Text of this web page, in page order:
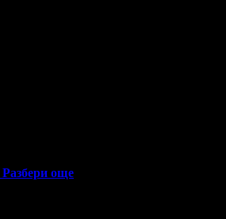
Разбери още